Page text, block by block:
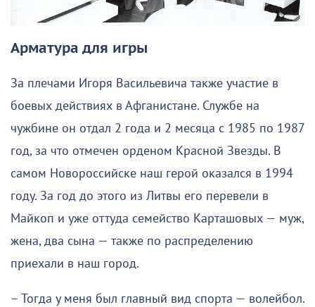
Арматура для игры
За плечами Игоря Васильевича также участие в
боевых действиях в Афганистане. Службе на
чужбине он отдал 2 года и 2 месяца с 1985 по 1987
год, за что отмечен орденом Красной Звезды. В
самом Новороссийске наш герой оказался в 1994
году. За год до этого из Литвы его перевели в
Майкоп и уже оттуда семейство Карташовых — муж,
жена, два сына — также по распределению
приехали в наш город.
– Тогда у меня был главный вид спорта — волейбол.